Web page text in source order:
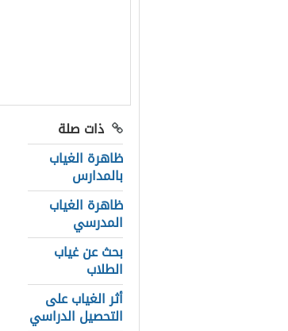
ذات صلة
ظاهرة الغياب
بالمدارس
ظاهرة الغياب
المدرسي
بحث عن غياب
الطلاب
أثر الغياب على
التحصيل الدراسي